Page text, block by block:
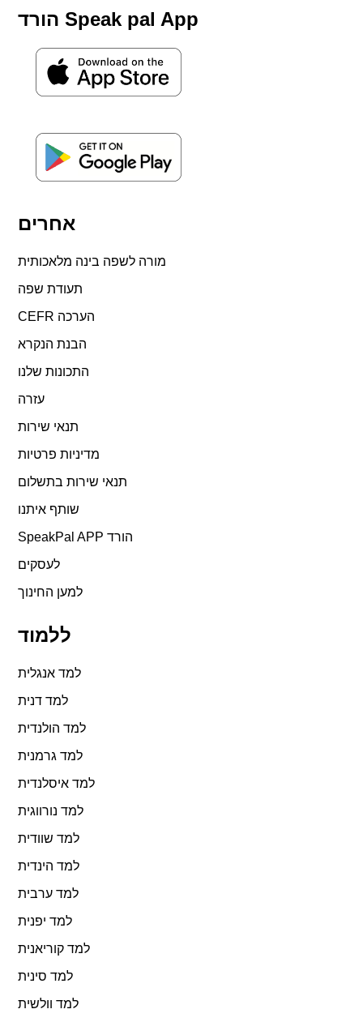
הורד Speak pal App
אחרים
מורה לשפה בינה מלאכותית
תעודת שפה
CEFR הערכה
הבנת הנקרא
התכונות שלנו
עזרה
תנאי שירות
מדיניות פרטיות
תנאי שירות בתשלום
שותף איתנו
SpeakPal APP הורד
לעסקים
למען החינוך
ללמוד
למד אנגלית
למד דנית
למד הולנדית
למד גרמנית
למד איסלנדית
למד נורווגית
למד שוודית
למד הינדית
למד ערבית
למד יפנית
למד קוריאנית
למד סינית
למד וולשית